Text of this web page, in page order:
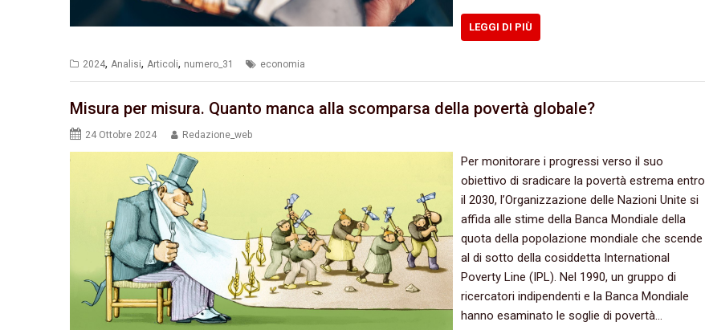
LEGGI DI PIÙ
2024, Analisi, Articoli, numero_31 economia
Misura per misura. Quanto manca alla scomparsa della povertà globale?
24 Ottobre 2024 Redazione_web
Per monitorare i progressi verso il suo
obiettivo di sradicare la povertà estrema entro
il 2030, l’Organizzazione delle Nazioni Unite si
affida alle stime della Banca Mondiale della
quota della popolazione mondiale che scende
al di sotto della cosiddetta International
Poverty Line (IPL). Nel 1990, un gruppo di
ricercatori indipendenti e la Banca Mondiale
hanno esaminato le soglie di povertà…